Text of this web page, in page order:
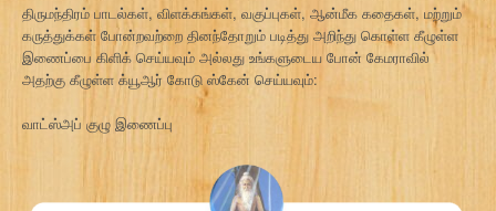
திருமந்திரம் பாடல்கள், விளக்கங்கள், வகுப்புகள், ஆன்மீக கதைகள், மற்றும்
கருத்துக்கள் போன்றவற்றை தினந்தோறும் படித்து அறிந்து கொள்ள கீழுள்ள
இணைப்பை கிளிக் செய்யவும் அல்லது உங்களுடைய போன் கேமராவில்
அதற்கு கீழுள்ள க்யூஆர் கோடு ஸ்கேன் செய்யவும்:
வாட்ஸ்அப் குழு இணைப்பு